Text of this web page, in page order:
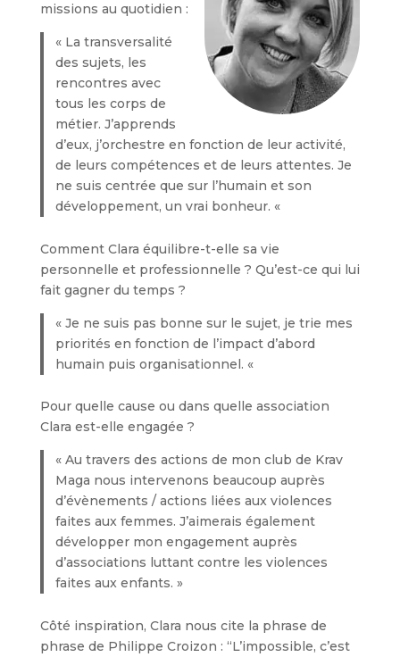
missions au quotidien :
« La transversalité
des sujets, les
rencontres avec
tous les corps de
métier. J’apprends
d’eux, j’orchestre en fonction de leur activité,
de leurs compétences et de leurs attentes. Je
ne suis centrée que sur l’humain et son
développement, un vrai bonheur. «
Comment Clara équilibre-t-elle sa vie
personnelle et professionnelle ? Qu’est-ce qui lui
fait gagner du temps ?
« Je ne suis pas bonne sur le sujet, je trie mes
priorités en fonction de l’impact d’abord
humain puis organisationnel. «
Pour quelle cause ou dans quelle association
Clara est-elle engagée ?
« Au travers des actions de mon club de Krav
Maga nous intervenons beaucoup auprès
d’évènements / actions liées aux violences
faites aux femmes. J’aimerais également
développer mon engagement auprès
d’associations luttant contre les violences
faites aux enfants. »
Côté inspiration, Clara nous cite la phrase de
phrase de Philippe Croizon : “L’impossible, c’est